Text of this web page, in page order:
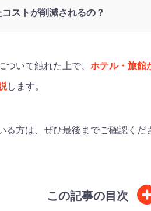
ストが削減されるの？
いて触れた上で、 ホテル・旅館
します。
方は、ぜひ最後までご確認くだ
この記事の目次